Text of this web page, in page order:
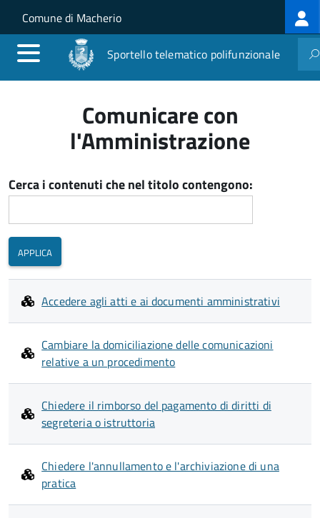
Salta al contenuto principale
Skip to site navigation
Comune di Macherio
Sportello telematico polifunzionale
Comunicare con
l'Amministrazione
Cerca i contenuti che nel titolo contengono:
Accedere agli atti e ai documenti amministrativi
Cambiare la domiciliazione delle comunicazioni
relative a un procedimento
Chiedere il rimborso del pagamento di diritti di
segreteria o istruttoria
Chiedere l'annullamento e l'archiviazione di una
pratica